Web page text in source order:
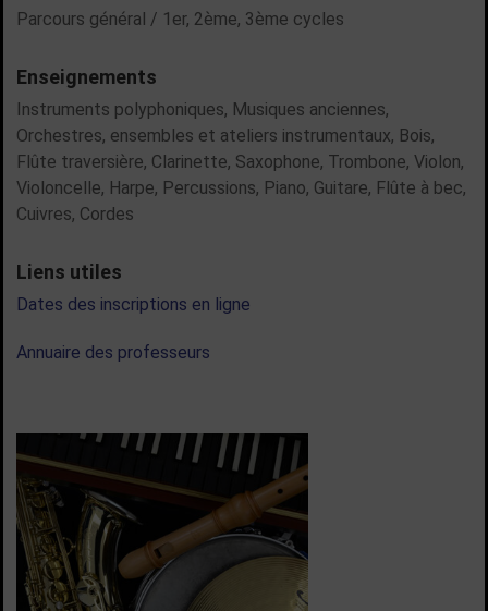
Parcours général / 1er, 2ème, 3ème cycles
Enseignements
Instruments polyphoniques, Musiques anciennes,
Orchestres, ensembles et ateliers instrumentaux, Bois,
Flûte traversière, Clarinette, Saxophone, Trombone, Violon,
Violoncelle, Harpe, Percussions, Piano, Guitare, Flûte à bec,
Cuivres, Cordes
Liens utiles
Dates des inscriptions en ligne
Annuaire des professeurs